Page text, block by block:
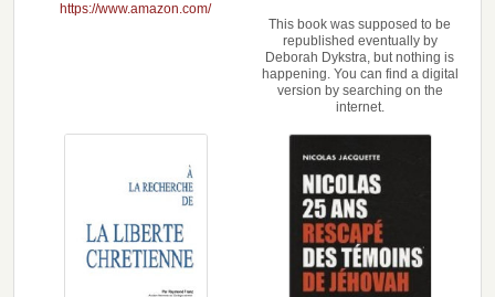
https://www.amazon.com/
This book was supposed to be
republished eventually by
Deborah Dykstra, but nothing is
happening. You can find a digital
version by searching on the
internet.